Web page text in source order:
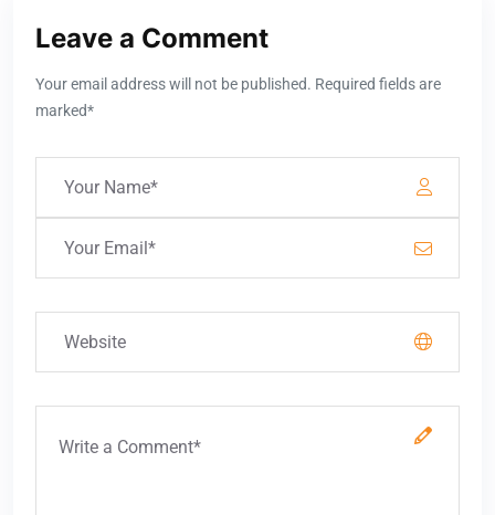
Leave a Comment
Your email address will not be published. Required fields are
marked*